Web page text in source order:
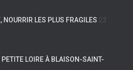
NOURRIR LES PLUS FRAGILES 23
PETITE LOIRE À BLAISON-SAINT-